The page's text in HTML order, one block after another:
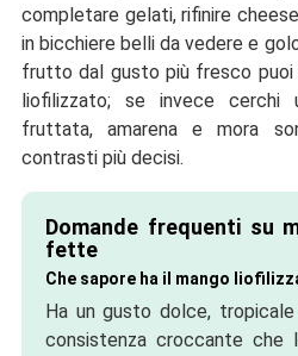
completare gelati, rifinire
in bicchiere belli da vedere e
frutto dal gusto più fresco puoi
liofilizzato; se invece
fruttata, amarena e mora
contrasti più decisi.
Domande frequenti su
fette
Che sapore ha il mango
Ha un gusto dolce,
consistenza croccante che